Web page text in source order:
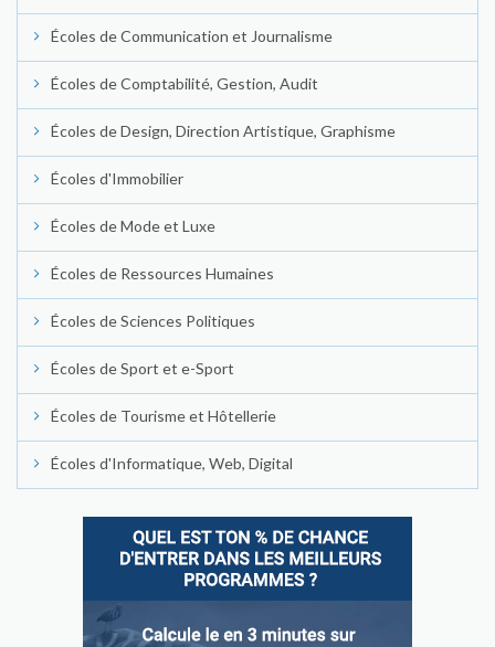
Écoles de Communication et Journalisme
Écoles de Comptabilité, Gestion, Audit
Écoles de Design, Direction Artistique, Graphisme
Écoles d'Immobilier
Écoles de Mode et Luxe
Écoles de Ressources Humaines
Écoles de Sciences Politiques
Écoles de Sport et e-Sport
Écoles de Tourisme et Hôtellerie
Écoles d'Informatique, Web, Digital